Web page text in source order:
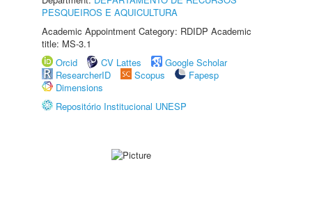
PESQUEIROS E AQUICULTURA
Academic Appointment Category: RDIDP Academic
title: MS-3.1
Orcid
CV Lattes
Google Scholar
ResearcherID
Scopus
Fapesp
Dimensions
Repositório Institucional UNESP